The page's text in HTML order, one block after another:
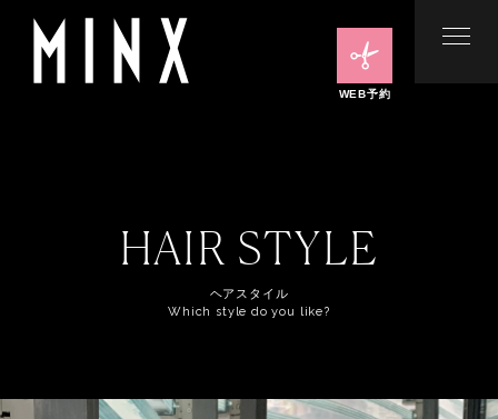
WEB予約
HAIR STYLE
ヘアスタイル
Which style do you like?